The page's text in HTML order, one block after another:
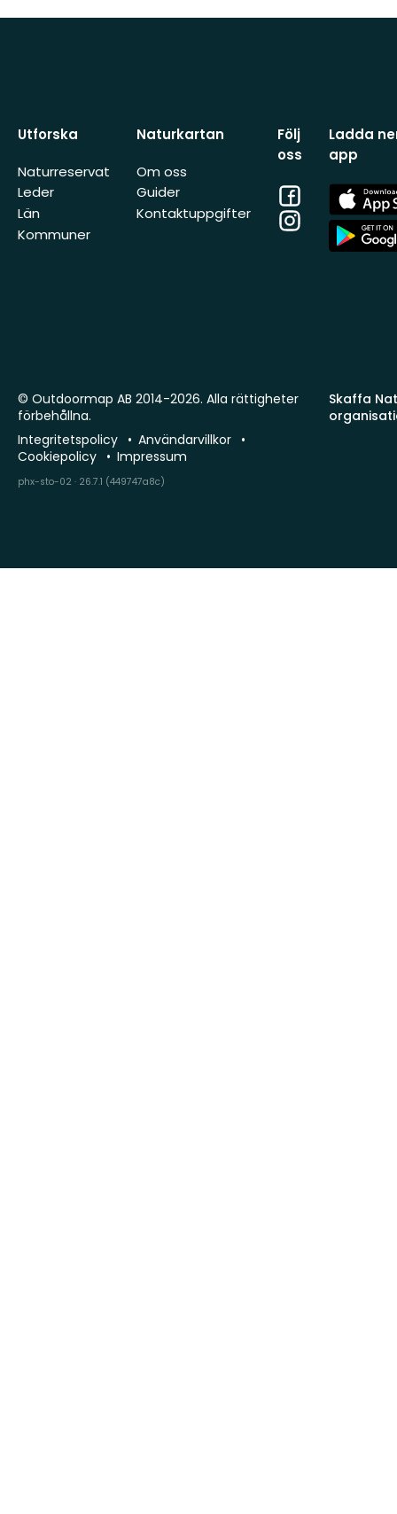
Utforska
Naturreservat
Leder
Län
Kommuner
Naturkartan
Om oss
Guider
Kontaktuppgifter
Följ
oss
Facebook
Instagram
Ladda
app
App
Store
App
Store
Skaffa
© Outdoormap AB 2014-2026. Alla rättigheter
förbehållna.
Integritetspolicy
Användarvillkor
Cookiepolicy
Impressum
phx-sto-02 · 26.7.1 (449747a8c)